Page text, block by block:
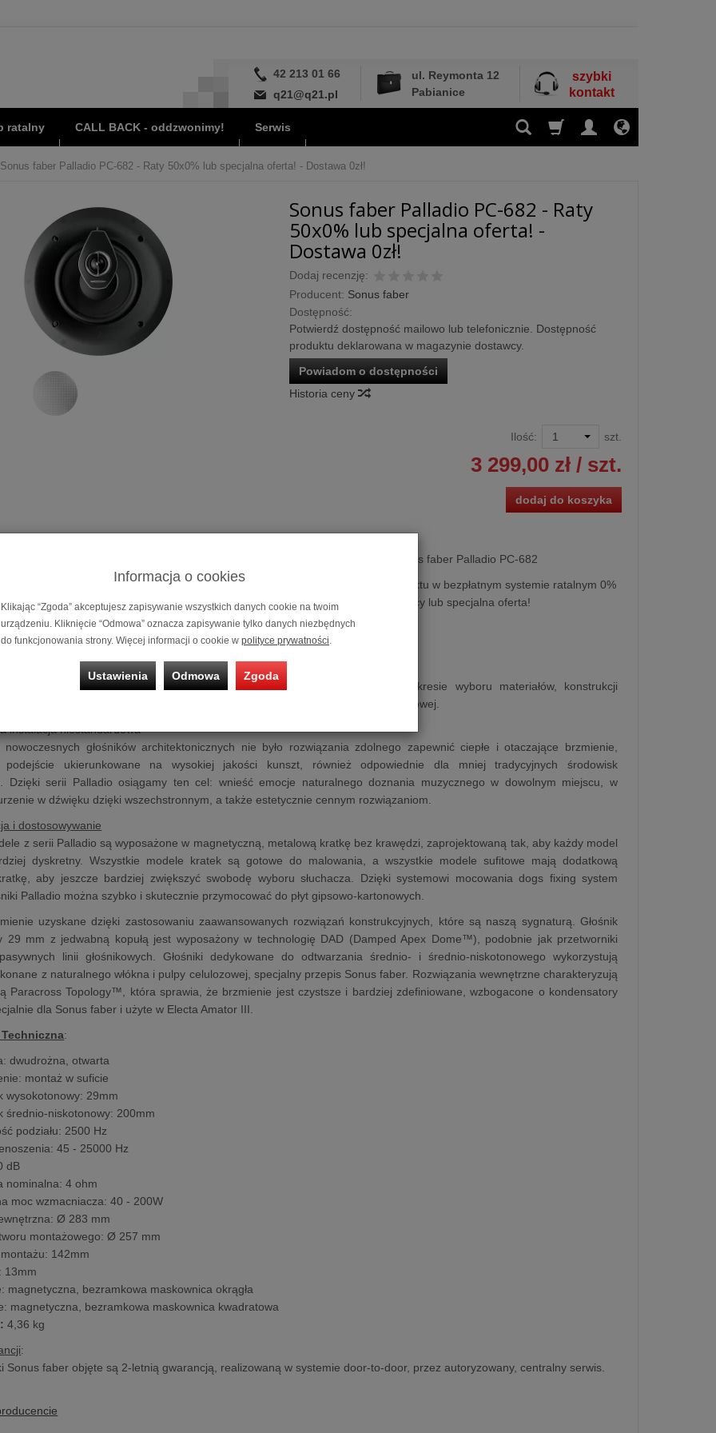
42 213 01 66
q21@q21.pl
ul. Reymonta 12
Pabianice
szybki
kontakt
ratalny CALL BACK - oddzwonimy! Serwis
Sonus faber Palladio PC-682 - Raty 50x0% lub specjalna oferta! - Dostawa 0zł!
Sonus faber Palladio PC-682 - Raty
50x0% lub specjalna oferta! -
Dostawa 0zł!
Dodaj recenzję:
Producent: Sonus faber
Dostępność:
Potwierdź dostępność mailowo lub telefonicznie. Dostępność
produktu deklarowana w magazynie dostawcy.
Powiadom o dostępności
Historia ceny
Ilość: szt.
3 299,00 zł/ szt.
dodaj do koszyka
Głośnik instalacyjny Sonus faber Palladio PC-682
Możliwość zakupu produktu w bezpłatnym systemie ratalnym 0%
na 10, 20, 30 i 50 miesięcy lub specjalna oferta!
Sonus faber Palladio PC-682
ściennych i sufitowych bezpośrednio przypomina kolekcję Olympica w zakresie wyboru materiałów, konstrukcji
i projektu. Stanowią one wyjątkowy wybór w panoramie instalacji niestandardowej.
instalacja niestandardowa
głośników architektonicznych nie było rozwiązania zdolnego zapewnić ciepłe i otaczające brzmienie,
podejście ukierunkowane na wysokiej jakości kunszt, również odpowiednie dla mniej tradycyjnych środowisk
Dzięki serii Palladio osiągamy ten cel: wnieść emocje naturalnego doznania muzycznego w dowolnym miejscu, w
w dźwięku dzięki wszechstronnym, a także estetycznie cennym rozwiązaniom.
i dostosowywanie
z serii Palladio są wyposażone w magnetyczną, metalową kratkę bez krawędzi, zaprojektowaną tak, aby każdy model
dyskretny. Wszystkie modele kratek są gotowe do malowania, a wszystkie modele sufitowe mają dodatkową
aby jeszcze bardziej zwiększyć swobodę wyboru słuchacza. Dzięki systemowi mocowania dogs fixing system
Palladio można szybko i skutecznie przymocować do płyt gipsowo-kartonowych.
uzyskane dzięki zastosowaniu zaawansowanych rozwiązań konstrukcyjnych, które są naszą sygnaturą. Głośnik
29 mm z jedwabną kopułą jest wyposażony w technologię DAD (Damped Apex Dome™), podobnie jak przetworniki
linii głośnikowych. Głośniki dedykowane do odtwarzania średnio- i średnio-niskotonowego wykorzystują
z naturalnego włókna i pulpy celulozowej, specjalny przepis Sonus faber. Rozwiązania wewnętrzne charakteryzują
Paracross Topology™, która sprawia, że ​​brzmienie jest czystsze i bardziej zdefiniowane, wzbogacone o kondensatory
dla Sonus faber i użyte w Electa Amator III.
:
dwudrożna, otwarta
montaż w suficie
wysokotonowy: 29mm
średnio-niskotonowy: 200mm
podziału: 2500 Hz
45 - 25000 Hz
dB
nominalna: 4 ohm
moc wzmacniacza: 40 - 200W
Ø 283 mm
montażowego: Ø 257 mm
montażu: 142mm
13mm
magnetyczna, bezramkowa maskownica okrągła
magnetyczna, bezramkowa maskownica kwadratowa
: 4,36 kg
:
Sonus faber objęte są 2-letnią gwarancją, realizowaną w systemie door-to-door, przez autoryzowany, centralny serwis.
Informacja o cookies
Klikając “Zgoda” akceptujesz zapisywanie wszystkich danych cookie na twoim
urządzeniu. Kliknięcie “Odmowa” oznacza zapisywanie tylko danych niezbędnych
do funkcjonowania strony. Więcej informacji o cookie w polityce prywatności.
Ustawienia Odmowa Zgoda